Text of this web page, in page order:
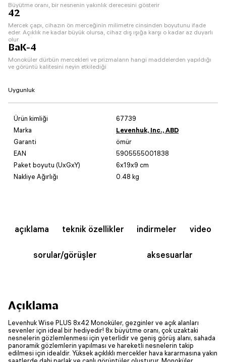
Büyütme oranı, bir nesnenin yakınlık derecesini gösterir
42
Mercek çapı, cihazın ön merceğinin milimetre cinsinden boyutunu ifade
eder. Açıklık ne kadar büyük olursa, cihaz dış ışığa karşı o kadar az duyarlı
olur
BaK-4
Monoküler dürbün mercekleri ve prizmaların hangi maddelerden yapıldığı
ve görüntü kalitesini neyin etkilediği
Uygunluk
Ürün kimliği
67739
Marka
Levenhuk, Inc., ABD
Garanti
ömür
EAN
5905555001838
Paket boyutu (UxGxY)
6x19x9 cm
Nakliye Ağırlığı
0.48 kg
açıklama teknik özellikler indirmeler video
sorular/görüşler aksesuarlar
Açıklama
Levenhuk Wise PLUS 8x42 Monoküler, gezginler ve açık alanları
sevenler için ideal bir hediyedir! 8x büyütme oranı, çok uzaktaki
nesnelerin gözlemlenmesi için yeterlidir ve geniş görüş alanı, sahada
panoramik gözlemlerin yapılması ve hareketli nesnelerin takip
edilmesi için idealdir. Yüksek açıklıklı mercekler hava kararmasına yakın
saatlerde dahi parlak ve canlı görüntüler oluşturur. Monoküler